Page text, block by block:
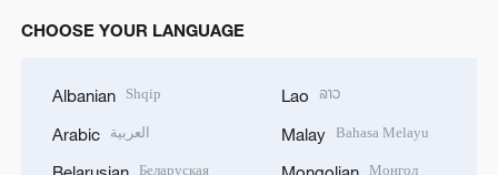
CHOOSE YOUR LANGUAGE
Albanian Shqip
Arabic العربية
Lao ລາວ
Malay Bahasa Melayu